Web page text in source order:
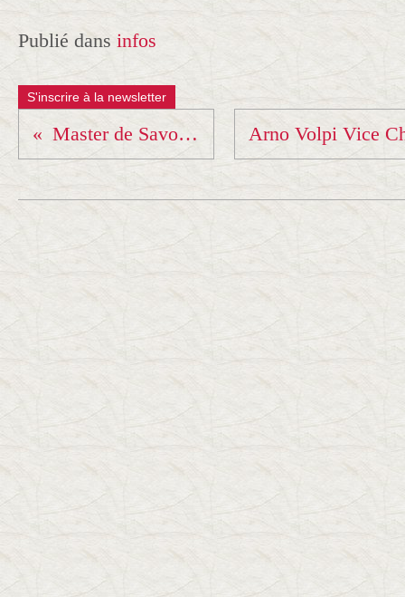
Publié dans infos
S'inscrire à la newsletter
Master de Savoie Benjamins